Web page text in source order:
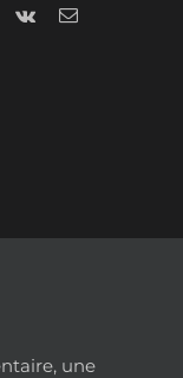
Vk Email
une